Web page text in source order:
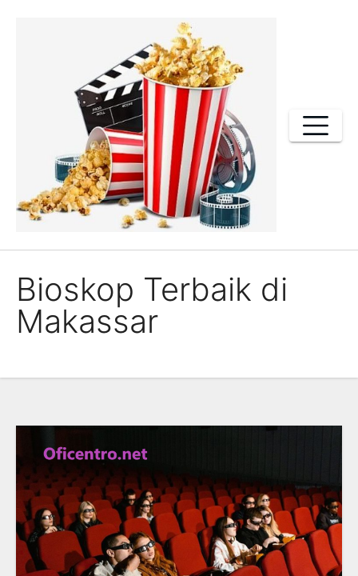
Bioskop Terbaik di
Makassar